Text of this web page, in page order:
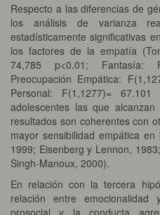
Respecto a las diferencias de
los análisis de varianza
estadísticamente significativas
los factores de la empatía
74,785 p<0.01; Fantasía:
Preocupación Empática:
Personal: F(1,1277)=
adolescentes las que
resultados son coherentes con
mayor sensibilidad empática
1999; Eisenberg y Lennon,
Singh-Manoux, 2000).
En relación con la tercera
relación entre
prosocial y la conducta